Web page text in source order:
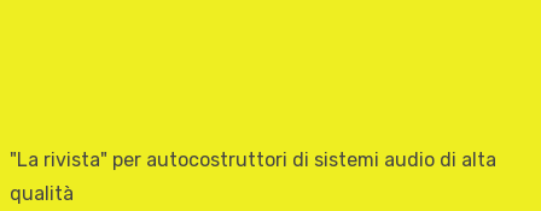
"La rivista" per autocostruttori di sistemi audio di alta
qualità